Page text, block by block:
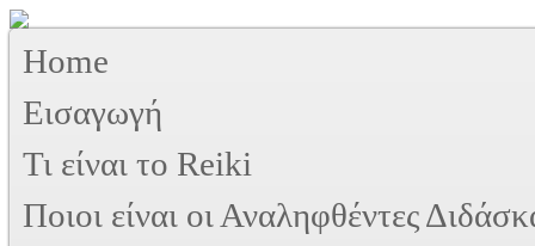
Home
Εισαγωγή
Τι είναι το Reiki
Ποιοι είναι οι Αναληφθέντες